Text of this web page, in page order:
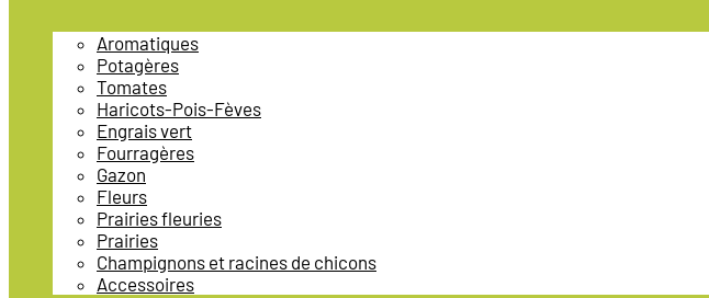
Aromatiques
Potagères
Tomates
Haricots-Pois-Fèves
Engrais vert
Fourragères
Gazon
Fleurs
Prairies fleuries
Prairies
Champignons et racines de chicons
Accessoires